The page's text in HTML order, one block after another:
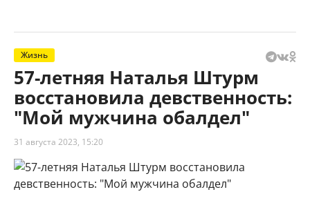
Жизнь
57-летняя Наталья Штурм
восстановила девственность:
"Мой мужчина обалдел"
31 августа 2023, 15:20